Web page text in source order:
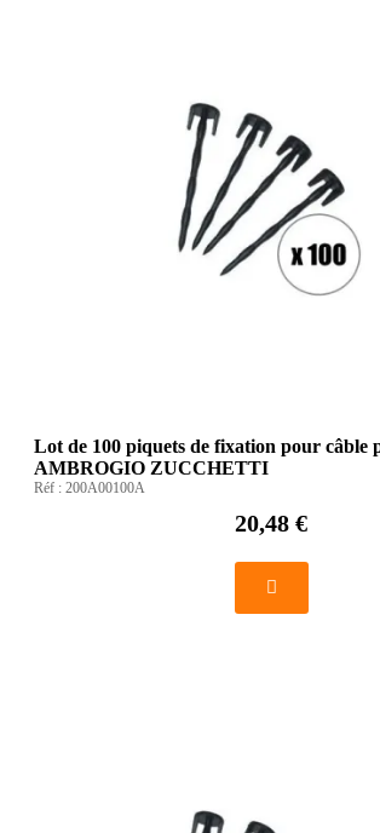
Lot de 100 piquets de fixation pour câble
AMBROGIO ZUCCHETTI
Réf : 200A00100A
20,48 €